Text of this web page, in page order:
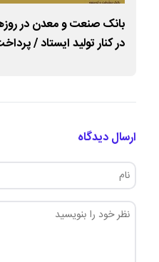
بانک صنعت و معدن در
ارسال دیدگاه